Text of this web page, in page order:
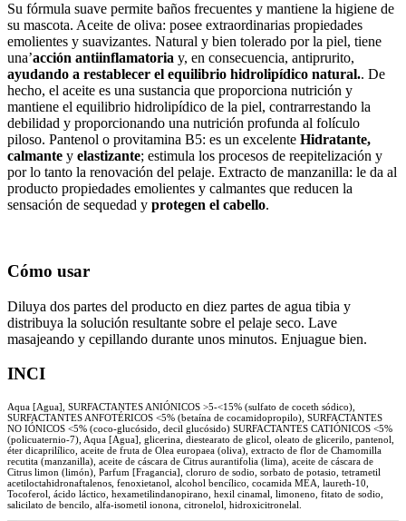
Su fórmula suave permite baños frecuentes y mantiene la higiene de
su mascota. Aceite de oliva: posee extraordinarias propiedades
emolientes y suavizantes. Natural y bien tolerado por la piel, tiene
una’acción antiinflamatoria y, en consecuencia, antiprurito,
ayudando a restablecer el equilibrio hidrolipídico natural.. De
hecho, el aceite es una sustancia que proporciona nutrición y
mantiene el equilibrio hidrolipídico de la piel, contrarrestando la
debilidad y proporcionando una nutrición profunda al folículo
piloso. Pantenol o provitamina B5: es un excelente Hidratante,
calmante y elastizante; estimula los procesos de reepitelización y
por lo tanto la renovación del pelaje. Extracto de manzanilla: le da al
producto propiedades emolientes y calmantes que reducen la
sensación de sequedad y protegen el cabello.
Cómo usar
Diluya dos partes del producto en diez partes de agua tibia y
distribuya la solución resultante sobre el pelaje seco. Lave
masajeando y cepillando durante unos minutos. Enjuague bien.
INCI
Aqua [Agua], SURFACTANTES ANIÓNICOS >5-<15% (sulfato de coceth sódico),
SURFACTANTES ANFOTÉRICOS <5% (betaína de cocamidopropilo), SURFACTANTES
NO IÓNICOS <5% (coco-glucósido, decil glucósido) SURFACTANTES CATIÓNICOS <5%
(policuaternio-7), Aqua [Agua], glicerina, diestearato de glicol, oleato de glicerilo, pantenol,
éter dicaprilílico, aceite de fruta de Olea europaea (oliva), extracto de flor de Chamomilla
recutita (manzanilla), aceite de cáscara de Citrus aurantifolia (lima), aceite de cáscara de
Citrus limon (limón), Parfum [Fragancia], cloruro de sodio, sorbato de potasio, tetrametil
acetiloctahidronaftalenos, fenoxietanol, alcohol bencílico, cocamida MEA, laureth-10,
Tocoferol, ácido láctico, hexametilindanopirano, hexil cinamal, limoneno, fitato de sodio,
salicilato de bencilo, alfa-isometil ionona, citronelol, hidroxicitronelal.